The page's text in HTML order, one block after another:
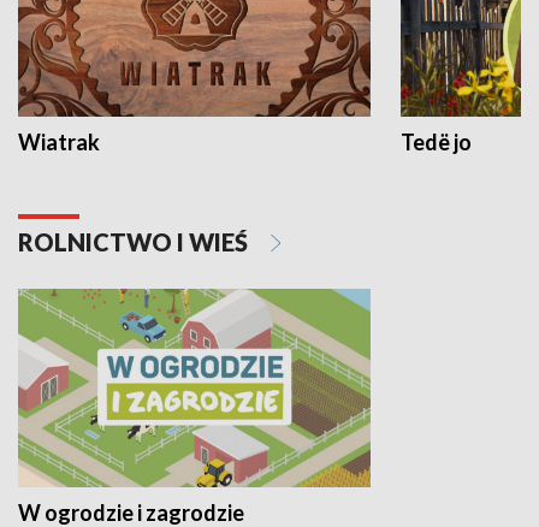
Wiatrak Tedë jo
ROLNICTWO I WIEŚ
W ogrodzie i zagrodzie